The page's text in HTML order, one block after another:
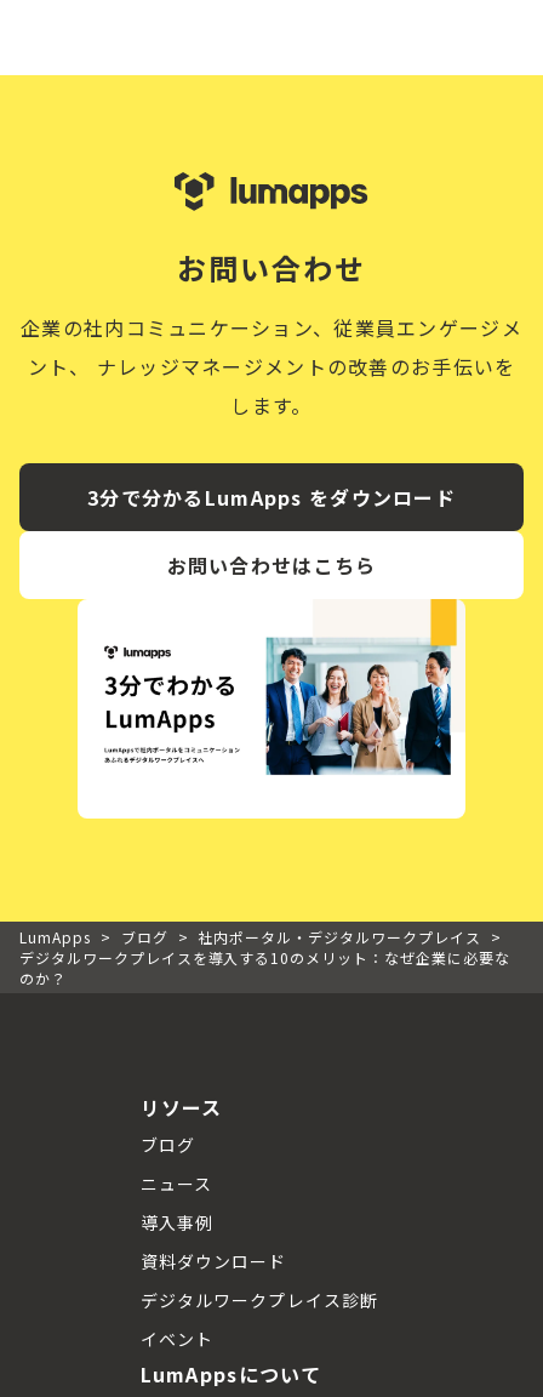
お問い合わせ
企業の社内コミュニケーション、従業員エンゲージメ
ント、
ナレッジマネージメントの改善のお手伝いを
します。
3分で分かるLumApps をダウンロード
お問い合わせはこちら
LumApps > ブログ > 社内ポータル・デジタルワークプレイス
>
デジタルワークプレイスを導入する10のメリット：なぜ企業に必要な
のか？
リソース
ブログ
ニュース
導入事例
資料ダウンロード
デジタルワークプレイス診断
イベント
LumAppsについて